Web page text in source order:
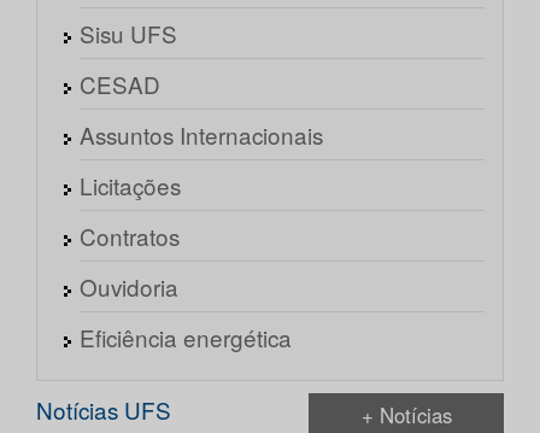
Sisu UFS
CESAD
Assuntos Internacionais
Licitações
Contratos
Ouvidoria
Eficiência energética
Notícias UFS + Notícias